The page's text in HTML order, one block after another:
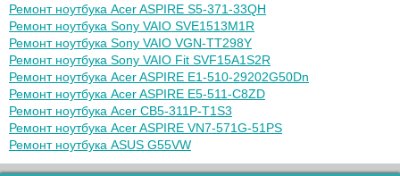
Ремонт ноутбука Acer ASPIRE S5-371-33QH
Ремонт ноутбука Sony VAIO SVE1513M1R
Ремонт ноутбука Sony VAIO VGN-TT298Y
Ремонт ноутбука Sony VAIO Fit SVF15A1S2R
Ремонт ноутбука Acer ASPIRE E1-510-29202G50Dn
Ремонт ноутбука Acer ASPIRE E5-511-C8ZD
Ремонт ноутбука Acer CB5-311P-T1S3
Ремонт ноутбука Acer ASPIRE VN7-571G-51PS
Ремонт ноутбука ASUS G55VW